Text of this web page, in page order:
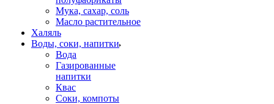
Мука, сахар, соль
Масло растительное
Халяль
Воды, соки, напитки
Вода
Газированные
напитки
Квас
Соки, компоты